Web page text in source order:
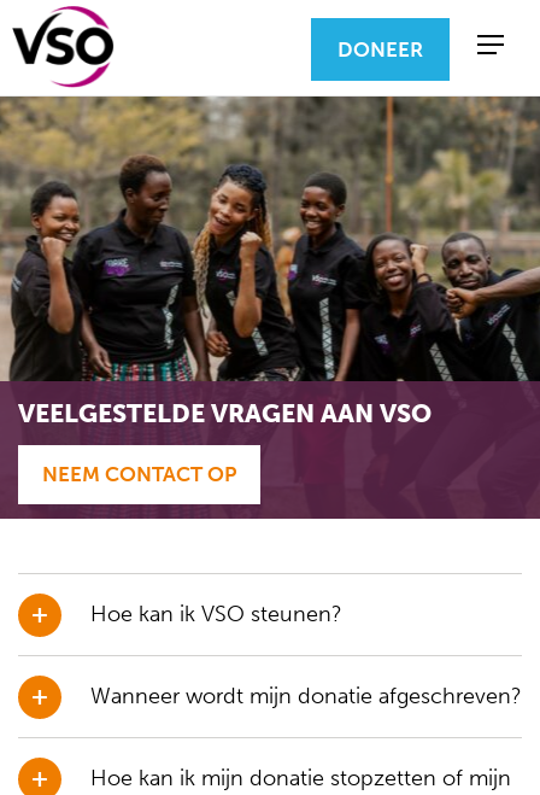
DONEER
VEELGESTELDE VRAGEN AAN VSO
NEEM CONTACT OP
Hoe kan ik VSO steunen?
Wanneer wordt mijn donatie afgeschreven?
Hoe kan ik mijn donatie stopzetten of mijn